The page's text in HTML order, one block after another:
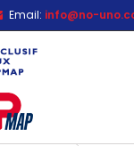
Email: info@no-